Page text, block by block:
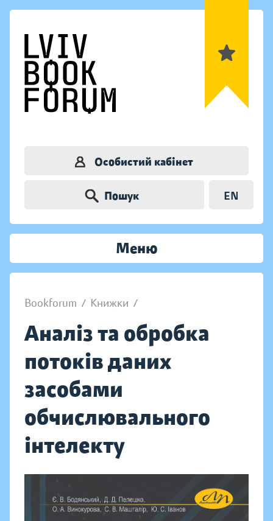
Особистий кабінет
Пошук EN
Меню
Bookforum / Книжки /
Аналіз та обробка
потоків даних
засобами
обчислювального
інтелекту